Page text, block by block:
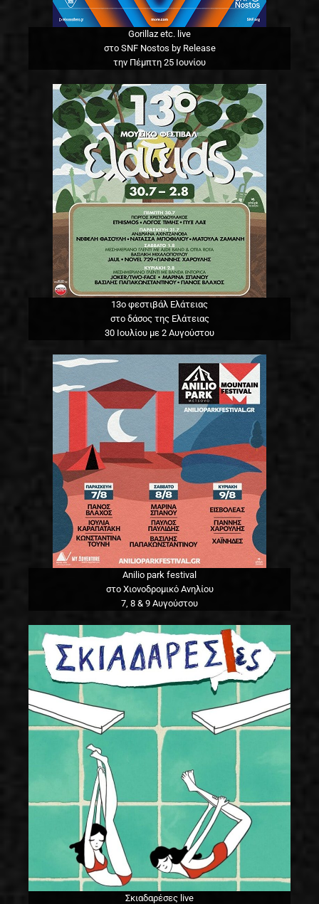
Gorillaz etc. live
στο SNF Nostos by Release
την Πέμπτη 25 Ιουνίου
13o φεστιβάλ Ελάτειας
στο δάσος της Ελάτειας
30 Ιουλίου με 2 Αυγούστου
Anilio park festival
στο Χιονοδρομικό Ανηλίου
7, 8 & 9 Αυγούστου
Σκιαδαρέσες live